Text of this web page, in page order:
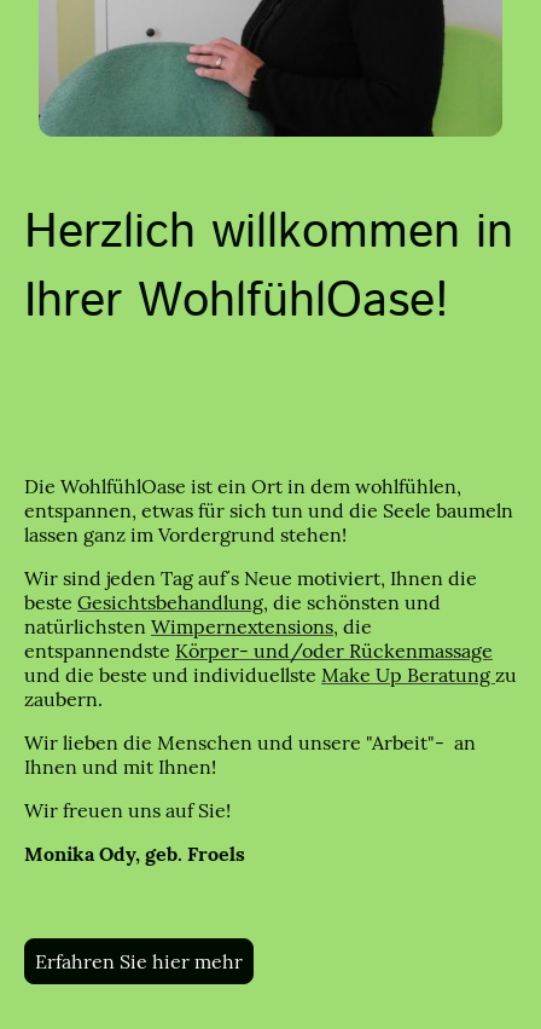
Herzlich willkommen in
Ihrer WohlfühlOase!
Die WohlfühlOase ist ein Ort in dem wohlfühlen,
entspannen, etwas für sich tun und die Seele baumeln
lassen ganz im Vordergrund stehen!
Wir sind jeden Tag auf´s Neue motiviert, Ihnen die
beste Gesichtsbehandlung, die schönsten und
natürlichsten Wimpernextensions, die
entspannendste Körper- und/oder Rückenmassage
und die beste und individuellste Make Up Beratung zu
zaubern.
Wir lieben die Menschen und unsere "Arbeit"- an
Ihnen und mit Ihnen!
Wir freuen uns auf Sie!
Monika Ody, geb. Froels
Erfahren Sie hier mehr